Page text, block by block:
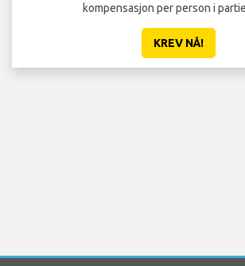
kompensasjon per person i
KREV NÅ!